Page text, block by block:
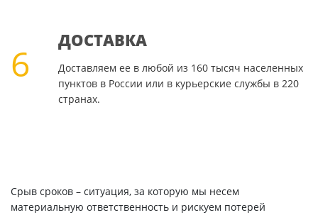
6
ДОСТАВКА
Доставляем ее в любой из 160 тысяч населенных
пунктов в России или в курьерские службы в 220
странах.
Срыв сроков – ситуация, за которую мы несем
материальную ответственность и рискуем потерей